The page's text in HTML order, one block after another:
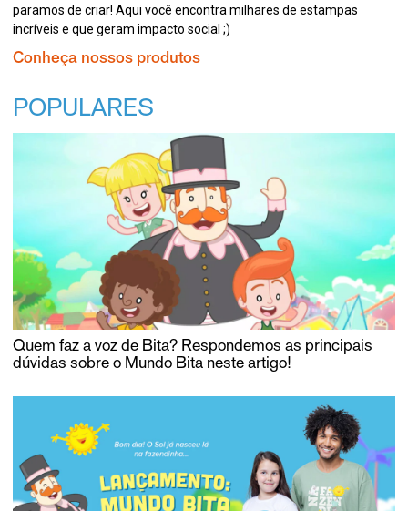
paramos de criar! Aqui você encontra milhares de estampas
incríveis e que geram impacto social ;)
Conheça nossos produtos
POPULARES
Quem faz a voz de Bita? Respondemos as principais
dúvidas sobre o Mundo Bita neste artigo!